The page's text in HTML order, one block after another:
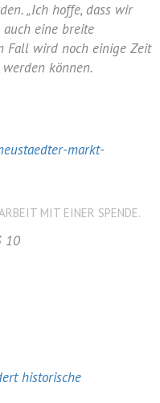
„Ich hoffe, dass wir
auch eine breite
Fall wird noch einige Zeit
können.
markt-
MIT EINER SPENDE.
10
historische